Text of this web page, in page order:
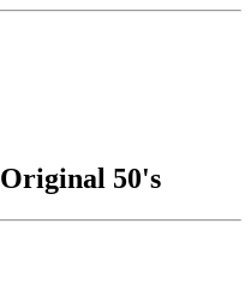
Original 50's